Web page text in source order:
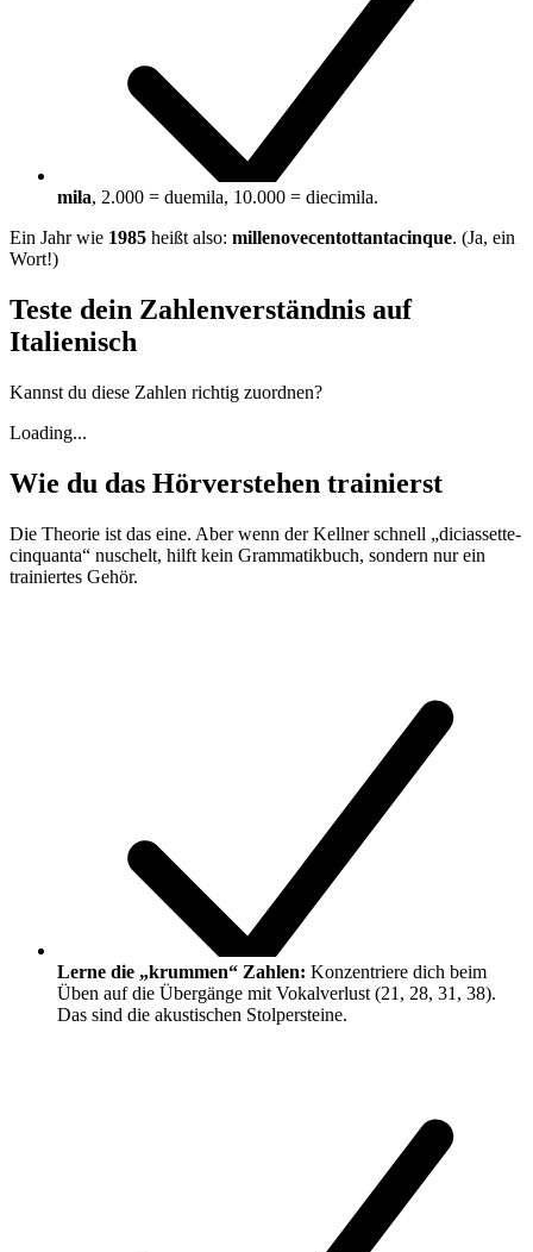
mila, 2.000 = duemila, 10.000 = diecimila.
Ein Jahr wie 1985 heißt also: millenovecentottantacinque. (Ja, ein
Wort!)
Teste dein Zahlenverständnis auf
Italienisch
Kannst du diese Zahlen richtig zuordnen?
Loading...
Wie du das Hörverstehen trainierst
Die Theorie ist das eine. Aber wenn der Kellner schnell „diciassette-
cinquanta“ nuschelt, hilft kein Grammatikbuch, sondern nur ein
trainiertes Gehör.
Lerne die „krummen“ Zahlen: Konzentriere dich beim
Üben auf die Übergänge mit Vokalverlust (21, 28, 31, 38).
Das sind die akustischen Stolpersteine.